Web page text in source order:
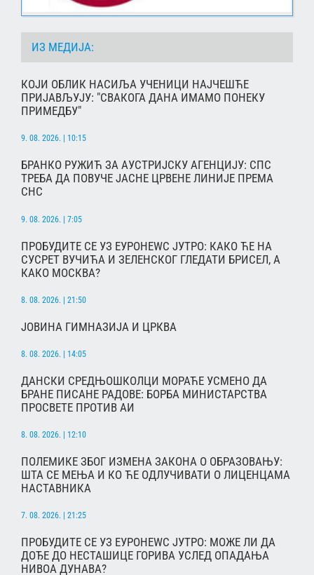
ИЗ МЕДИЈА:
КОЈИ ОБЛИК НАСИЉА УЧЕНИЦИ НАЈЧЕШЋЕ
ПРИЈАВЉУЈУ: "СВАКОГА ДАНА ИМАМО ПОНЕКУ
ПРИМЕДБУ"
9. 08. 2026. | 10:15
БРАНКО РУЖИЋ ЗА АУСТРИЈСКУ АГЕНЦИЈУ: СПС
ТРЕБА ДА ПОВУЧЕ ЈАСНЕ ЦРВЕНЕ ЛИНИЈЕ ПРЕМА
СНС
9. 08. 2026. | 7:05
ПРОБУДИТЕ СЕ УЗ ЕУРОНЕWС ЈУТРО: КАКО ЋЕ НА
СУСРЕТ ВУЧИЋА И ЗЕЛЕНСКОГ ГЛЕДАТИ БРИСЕЛ, А
КАКО МОСКВА?
8. 08. 2026. | 21:50
ЈОВИНА ГИМНАЗИЈА И ЦРКВА
8. 08. 2026. | 14:05
ДАНСКИ СРЕДЊОШКОЛЦИ МОРАЋЕ УСМЕНО ДА
БРАНЕ ПИСАНЕ РАДОВЕ: БОРБА МИНИСТАРСТВА
ПРОСВЕТЕ ПРОТИВ АИ
8. 08. 2026. | 12:10
ПОЛЕМИКЕ ЗБОГ ИЗМЕНА ЗАКОНА О ОБРАЗОВАЊУ:
ШТА СЕ МЕЊА И КО ЋЕ ОДЛУЧИВАТИ О ЛИЦЕНЦАМА
НАСТАВНИКА
7. 08. 2026. | 21:25
ПРОБУДИТЕ СЕ УЗ ЕУРОНЕWС ЈУТРО: МОЖЕ ЛИ ДА
ДОЂЕ ДО НЕСТАШИЦЕ ГОРИВА УСЛЕД ОПАДАЊА
НИВОА ДУНАВА?